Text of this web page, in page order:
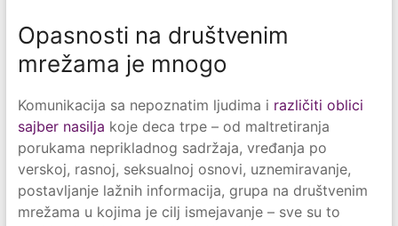
Opasnosti na društvenim
mrežama je mnogo
Komunikacija sa nepoznatim ljudima i različiti oblici
sajber nasilja koje deca trpe – od maltretiranja
porukama neprikladnog sadržaja, vređanja po
verskoj, rasnoj, seksualnoj osnovi, uznemiravanje,
postavljanje lažnih informacija, grupa na društvenim
mrežama u kojima je cilj ismejavanje – sve su to